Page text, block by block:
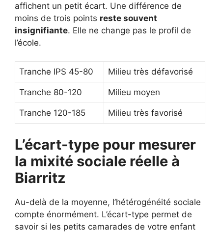
affichent un petit écart. Une différence de
moins de trois points reste souvent
insignifiante. Elle ne change pas le profil de
l’école.
Tranche IPS 45-80 Milieu très défavorisé
Tranche 80-120 Milieu moyen
Tranche 120-185 Milieu très favorisé
L’écart-type pour mesurer
la mixité sociale réelle à
Biarritz
Au-delà de la moyenne, l’hétérogénéité sociale
compte énormément. L’écart-type permet de
savoir si les petits camarades de votre enfant